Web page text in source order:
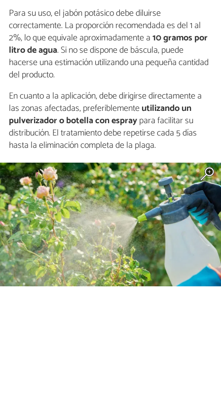
Para su uso, el jabón potásico debe diluirse
correctamente. La proporción recomendada es del 1 al
2%, lo que equivale aproximadamente a10 gramos por
litro de agua. Si no se dispone de báscula, puede
hacerse una estimación utilizando una pequeña cantidad
del producto.
En cuanto a la aplicación, debe dirigirse directamente a
las zonas afectadas, preferiblementeutilizando un
pulverizador o botella con espraypara facilitar su
distribución. El tratamiento debe repetirse cada 5 días
hasta la eliminación completa de la plaga.